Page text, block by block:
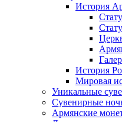
История
История
Мировая
Уникальные
Сувенирные
Армянские